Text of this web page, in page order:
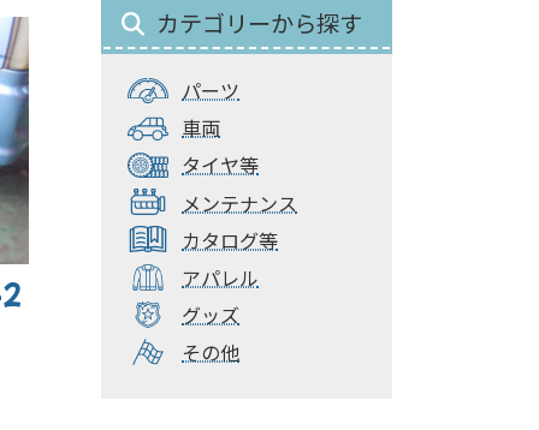
カテゴリーから探す
パーツ
車両
タイヤ等
メンテナンス
カタログ等
アパレル
グッズ
その他